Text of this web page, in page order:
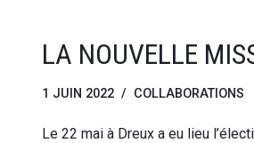
LA NOUVELLE
1 JUIN 2022 COLLABORATIONS
Le 22 mai à Dreux a eu lieu